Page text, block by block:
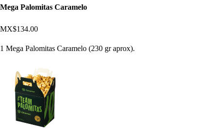
Mega Palomitas Caramelo
MX$134.00
1 Mega Palomitas Caramelo (230 gr aprox).